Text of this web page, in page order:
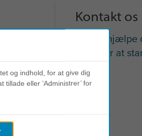
til
Kontakt os
Lad os
os nu for at
og indhold, for at give dig
tillade eller ’Administrer’ for